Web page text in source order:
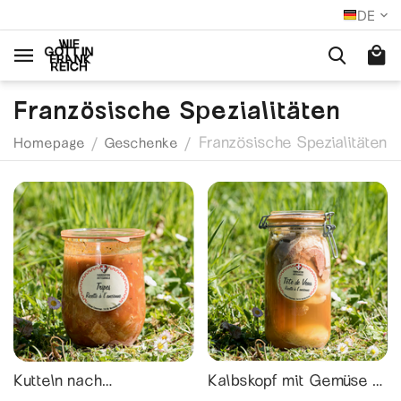
DE
Französische Spezialitäten
Homepage / Geschenke / Französische Spezialitäten
Kutteln nach
Kalbskopf mit Gemüse –